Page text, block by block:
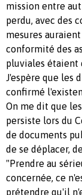
mission entre
perdu, avec des
mesures
conformité des
pluviales étaient
J'espère que les
confirmé
On me dit que
persiste lors du
de documents
de se déplacer,
"Prendre au
concernée, ce
prétendre qu'il